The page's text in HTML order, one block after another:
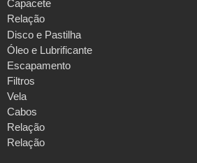
Capacete
Relação
Disco e Pastilha
Óleo e Lubrificante
Escapamento
Filtros
Vela
Cabos
Relação
Relação